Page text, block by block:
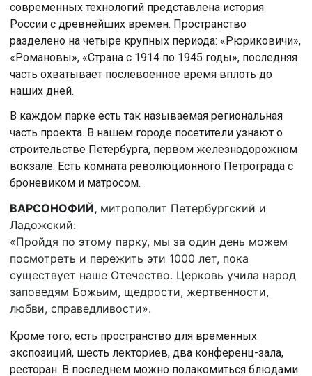
современных технологий представлена история
России с древнейших времен. Пространство
разделено на четыре крупных периода: «Рюриковичи»,
«Романовы», «Страна с 1914 по 1945 годы», последняя
часть охватывает послевоенное время вплоть до
наших дней.
В каждом парке есть так называемая региональная
часть проекта. В нашем городе посетители узнают о
строительстве Петербурга, первом железнодорожном
вокзале. Есть комната революционного Петрограда с
броневиком и матросом.
ВАРСОНОФИЙ, митрополит Петербургский и
Ладожский:
«Пройдя по этому парку, мы за один день можем
посмотреть и пережить эти 1000 лет, пока
существует наше Отечество. Церковь учила народ
заповедям Божьим, щедрости, жертвенности,
любви, справедливости».
Кроме того, есть пространство для временных
экспозиций, шесть лекториев, два конференц-зала,
ресторан. В последнем можно полакомиться блюдами